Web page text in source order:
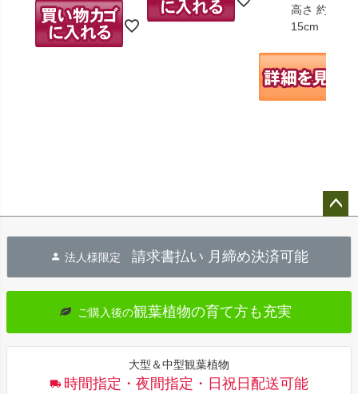
高さ 約8～
15cm
へ
法人様限定 請求書払い 月締め決済可能
ご購入後の観葉植物の育て方も充実
大型＆中型観葉植物
時間指定・夜間指定・日祝日配送可能